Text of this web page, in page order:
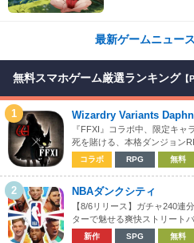
最新ゲームニュー
無料スマホゲーム厳選ランキング 【
1 Wizardry Variants
『FFXI』コラボ中、限定キャ
死を賭ける、本格ダンジョン
コラボ RPG 無料
2 NBAダンクシティ
【8/6リリース】ガチャ240連
ターで魅せる爽快ストリートバ
新作 SPG 無料